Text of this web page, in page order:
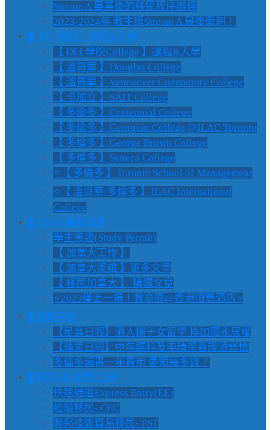
Stream A 畢業後的移民程序辦理
2023-2024年 救生艇Stream A 最後衝刺！
▌ DLI 學校｜課程&入學
【 DLI 學院College 】課程&入學
【 溫哥華 】Douglas College
【 溫哥華 】Vancouver Community College
【 卡加立 】SAIT College
【 多倫多 】Centennial College
【 多倫多 】Georgian College @ILAC Toronto
【 多倫多 】George Brown College
【 多倫多 】Seneca College
⭐【 多倫多 】Toronto School of Management
⭐【 溫哥華/多倫多 】ILAC International
College
▌NEW! 最新消息
學生簽證(Study Permit)
【 加拿大工作 】
【 加拿大簽證 】更多文章
【 移民加拿大 】 精選文章
⭐2023僅此一場！教育展@香港恒豐酒店⭐
▌蘋果專訪
【星島日報】港人攜子女留學 換加國永居權
【蘋果日報】中年選科及申請學簽證須謹慎
多倫多讀書一年費用 要預幾多錢？
▌聯邦/省/團聚/工簽
快速通道Express Entry(EE)
經驗移民- CEC
聯邦技術貿易移民- FST